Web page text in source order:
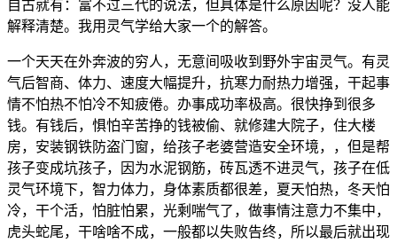
自古就有：富不过三代的说法，但具体是什么原因呢？没人能
解释清楚。我用灵气学给大家一个的解答。
一个天天在外奔波的穷人，无意间吸收到野外宇宙灵气。有灵
气后智商、体力、速度大幅提升，抗寒力耐热力增强，干起事
情不怕热不怕冷不知疲倦。办事成功率极高。很快挣到很多
钱。有钱后，惧怕辛苦挣的钱被偷、就修建大院子，住大楼
房，安装钢铁防盗门窗，给孩子老婆营造安全环境，，但是帮
孩子变成坑孩子，因为水泥钢筋，砖瓦透不进灵气，孩子在低
灵气环境下，智力体力，身体素质都很差，夏天怕热，冬天怕
冷，干个活，怕脏怕累，光剩喘气了，做事情注意力不集中，
虎头蛇尾，干啥啥不成，一般都以失败告终，所以最后就出现